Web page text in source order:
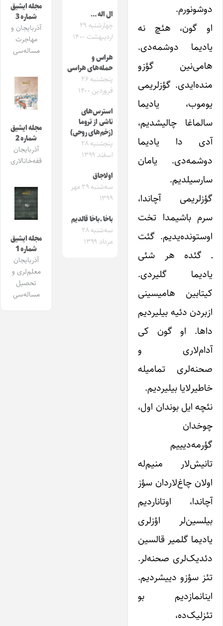
دوشونورم.
او گون، هئچ نه
یادیما دوشمه‌دی.
هامی‌نین گؤزو
منده‌ایدی. گؤزلریمی
یوموب، یادیما
سالماغا چالیشدیم،
آدی دا یادیما
دوشمه‌دی. یامان
سارسیلدیم.
گؤزلریمی آچاندا،
سرم باشیمدا تخت
اوستونده‌یدیم. گئت
ـ گئده هر شئی
یادیما گلیردی.
کیتابین هامیسینی
ازبردن دئیه بیلیردیم
داها. او گون کی
آدام‌لاری و
صحنه‌لری تمامیله
خاطیرلایا بیلیردیم.
نئچه ایل بوندان اول،
چوخدان
گؤرمه‌دیییم
تانیش‌لار منیم‌له
اولان چاغ‌لاردان سؤز
آچاندا، اوتاناردیم
بیلسین‌لر اؤزلری
یادیما گلمیر قالسین
دئدیک‌لری صحنه‌لر.
تئز سؤزو دییشردیم.
اینانمازدیم بو
تئزلیک‌ده،
ال اله …
چهارشنبه ۲۹
اردیبهشت ۱۴۰۰
هراس و
حمله‌های هراسی
پنجشنبه ۲۶
فروردین ۱۴۰۰
استرس‌های
ناشی از تروما
(زخم‌های روحی)
پنجشنبه ۲۸
اسفند ۱۳۹۹
اولاجاق
سه‌شنبه ۲۹ مهر
۱۳۹۹
باخا ـ باخا قالدیم
سه‌شنبه ۲۸
مرداد ۱۳۹۹
مجله ایشیق
شماره 3
آذربایجان و
مهاجرت
مساله‌سی
مجله ایشیق
شماره 2
آذربایجان
قفه‌خانالاری
مجله ایشیق
شماره 1
آذربایجان
معلم‌لری و
تحصیل
مساله‌سی